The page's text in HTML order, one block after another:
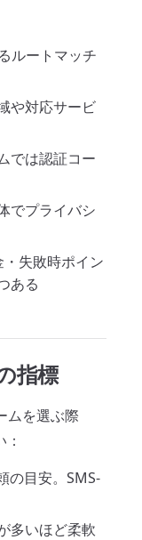
ルートマッチ
や対応サービ
では認証コー
でプライバシ
失敗時ポイン
ある
指標
ムを選ぶ際
の目安。SMS-
多いほど柔軟